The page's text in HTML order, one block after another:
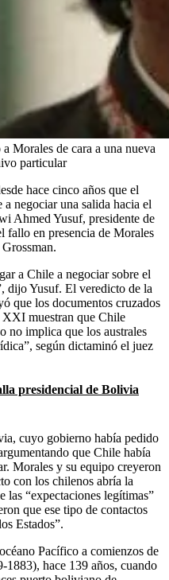
Morales de cara a una nueva
particular
hace cinco años que el
negociar una salida hacia el
Ahmed Yusuf, presidente de
fallo en presencia de Morales
a Chile a negociar sobre el
dijo Yusuf. El veredicto de la
que los documentos cruzados
muestran que Chile
no implica que los australes
según dictaminó el juez
presidencial de Bolivia
cuyo gobierno había pedido
que Chile había
Morales y su equipo creyeron
con los chilenos abría la
las “expectaciones legítimas”
que ese tipo de contactos
Estados”.
Pacífico a comienzos de
hace 139 años, cuando